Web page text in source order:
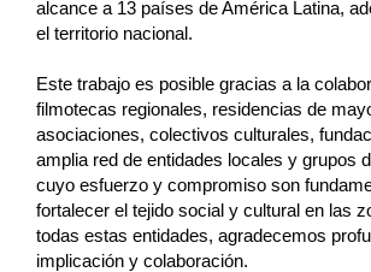
alcance a 13 países de América Latina,
el territorio nacional.
Este trabajo es posible gracias a la
filmotecas regionales, residencias de
asociaciones, colectivos culturales,
amplia red de entidades locales y grupos
cuyo esfuerzo y compromiso son
fortalecer el tejido social y cultural en las
todas estas entidades, agradecemos
implicación y colaboración.